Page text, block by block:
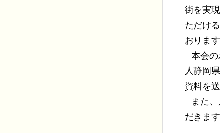
街を実
ただけ
おりま
本会
人静岡
資料を
また
だきま